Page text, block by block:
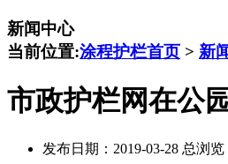
新闻中心
当前位置:涂程护栏首页 > 新
市政护栏网在公
发布日期：2019-03-28 总浏览